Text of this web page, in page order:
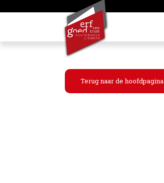
Terug naar de hoofdpagina